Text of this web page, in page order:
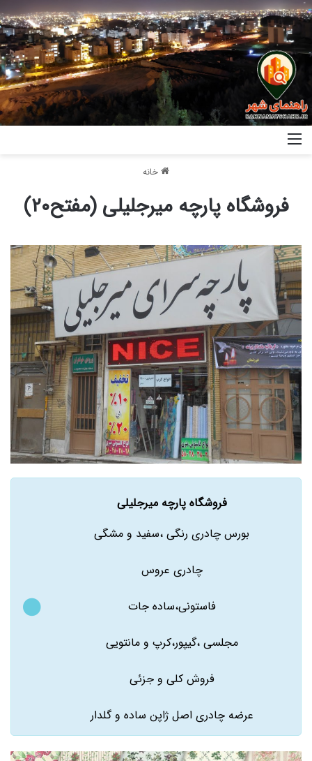
خانه
فروشگاه پارچه میرجلیلی (مفتح۲۰)
فروشگاه پارچه میرجلیلی
بورس چادری رنگی ،سفید و مشگی
چادری عروس
فاستونی،ساده جات
مجلسی ،گیپور،کرپ و مانتویی
فروش کلی و جزئی
عرضه چادری اصل ژاپن ساده و گلدار